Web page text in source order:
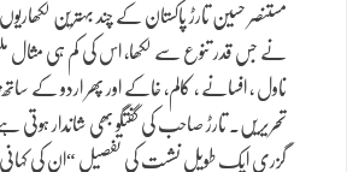
مستنصر حسین تارڑ پاکستان کے چند بہترین
نے جس قدر تنوع سے لکھا، اس کی کم ہی مثال
ناول ، افسانے ، کالم، خاکے اور پھر اردو کے ساتھ
تحریریں۔ تارڑ صاحب کی گفتگو بھی شاندار
گزری ایک طویل نشست کی تفصیل “ان کی